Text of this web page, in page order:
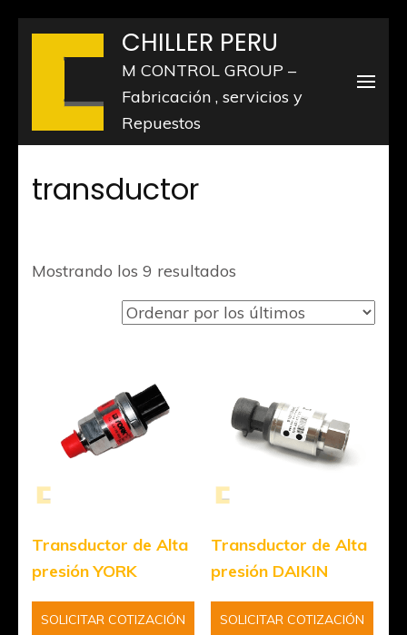
Saltar
(presiona
Intro)
CHILLER PERU
M CONTROL GROUP –
Fabricación , servicios y
Repuestos
transductor
Mostrando los 9 resultados
por
los
Transductor de Alta
presión YORK
SOLICITAR COTIZACIÓN
Transductor de Alta
presión DAIKIN
SOLICITAR COTIZACIÓN